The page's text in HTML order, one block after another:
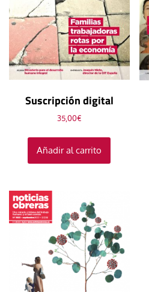
Suscripción digital
35,00€
Añadir al carrito